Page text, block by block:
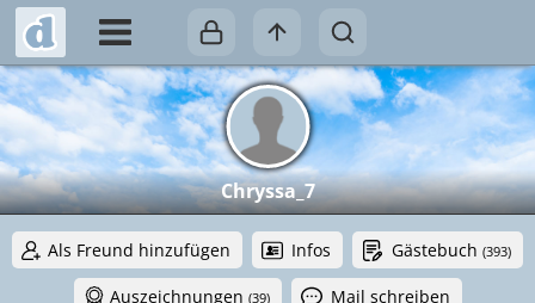
Chryssa_7
Als Freund hinzufügen Infos Gästebuch (393)
Auszeichnungen (39) Mail schreiben